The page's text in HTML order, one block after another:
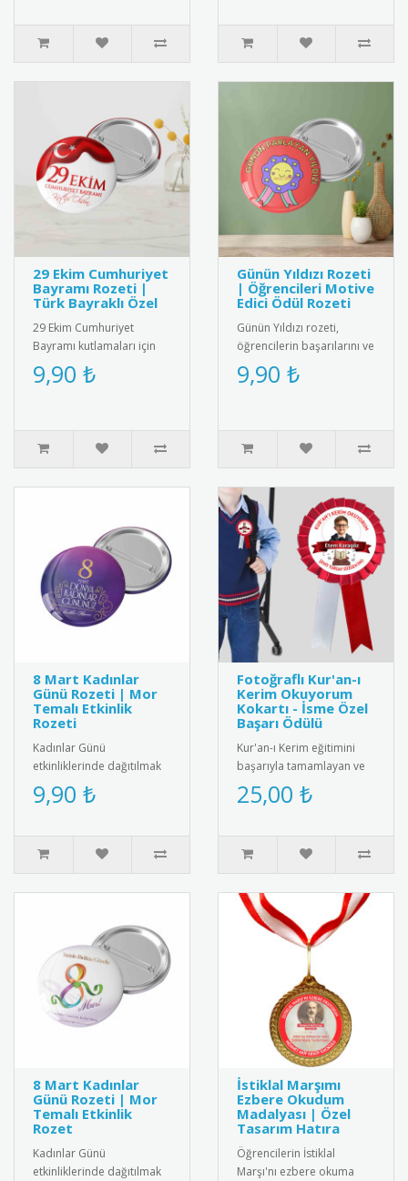
29 Ekim Cumhuriyet
Bayramı Rozeti |
Türk Bayraklı Özel
29 Ekim Cumhuriyet
Bayramı kutlamaları için
özel tasarım Türk bayraklı
metal rozet. Yüksek kaliteli
9,90 ₺
Günün Yıldızı Rozeti
| Öğrencileri Motive
Edici Ödül Rozeti
Günün Yıldızı rozeti,
öğrencilerin başarılarını ve
olumlu davranışlarını
teşvik etmek amacıyla
9,90 ₺
8 Mart Kadınlar
Günü Rozeti | Mor
Temalı Etkinlik
Rozeti
Kadınlar Günü
etkinliklerinde dağıtılmak
üzere özel olarak
tasarlanmış 8 Mart rozeti.
9,90 ₺
Fotoğraflı Kur'an-ı
Kerim Okuyorum
Kokartı - İsme Özel
Başarı Ödülü
Kur'an-ı Kerim eğitimini
başarıyla tamamlayan ve
Kur'an okumaya başlayan
öğrenciler için
25,00 ₺
8 Mart Kadınlar
Günü Rozeti | Mor
Temalı Etkinlik
Rozet
Kadınlar Günü
etkinliklerinde dağıtılmak
İstiklal Marşımı
Ezbere Okudum
Madalyası | Özel
Tasarım Hatıra
Öğrencilerin İstiklal
Marşı'nı ezbere okuma